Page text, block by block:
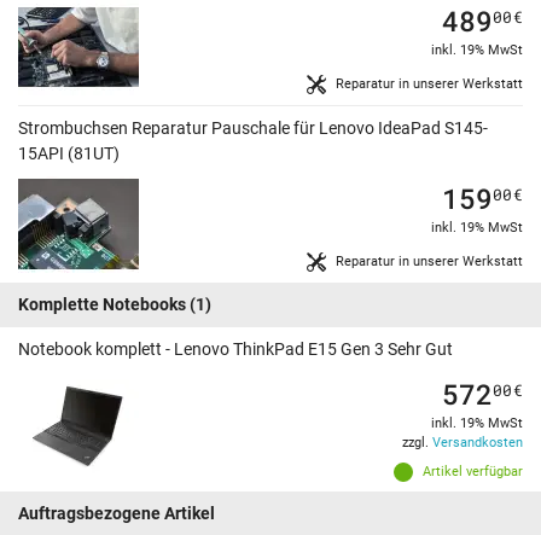
Reparatur in unserer Werkstatt
48900€
inkl. 19% MwSt
Strombuchsen Reparatur Pauschale für Lenovo IdeaPad S145-
15API (81UT)
Reparatur in unserer Werkstatt
15900€
inkl. 19% MwSt
Komplette Notebooks(1)
Notebook komplett - Lenovo ThinkPad E15 Gen 3 Sehr Gut
Artikel verfügbar
57200€
inkl. 19% MwSt
zzgl. Versandkosten
Auftragsbezogene Artikel